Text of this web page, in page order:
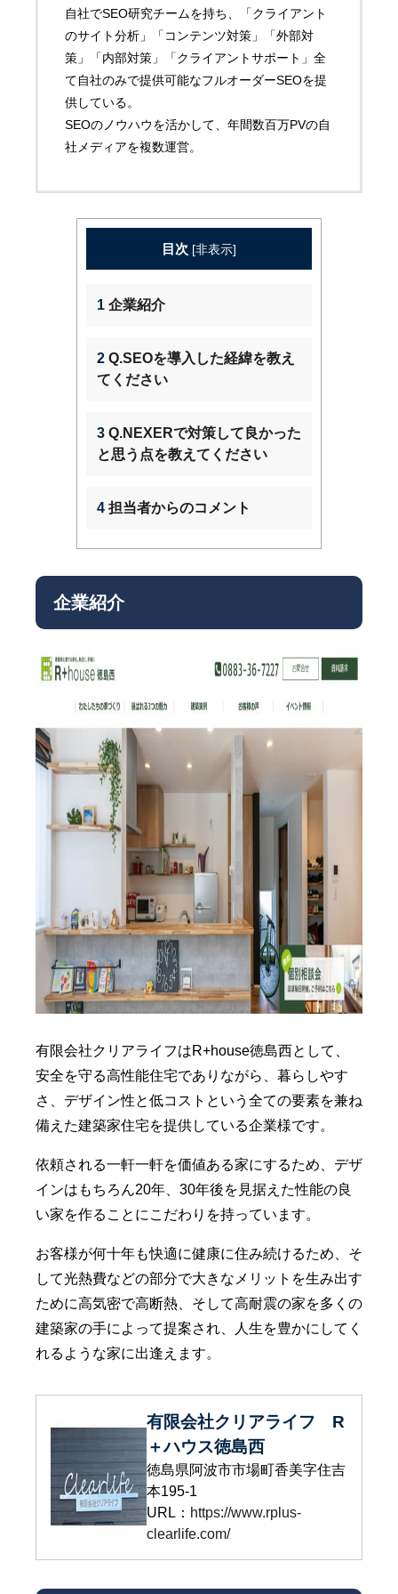
自社でSEO研究チームを持ち、「クライアント
のサイト分析」「コンテンツ対策」「外部対
策」「内部対策」「クライアントサポート」全
て自社のみで提供可能なフルオーダーSEOを提
供している。
SEOのノウハウを活かして、年間数百万PVの自
社メディアを複数運営。
目次 [非表示]
1 企業紹介
2 Q.SEOを導入した経緯を教え
てください
3 Q.NEXERで対策して良かった
と思う点を教えてください
4 担当者からのコメント
企業紹介
有限会社クリアライフはR+house徳島西として、
安全を守る高性能住宅でありながら、暮らしやす
さ、デザイン性と低コストという全ての要素を兼ね
備えた建築家住宅を提供している企業様です。
依頼される一軒一軒を価値ある家にするため、デザ
インはもちろん20年、30年後を見据えた性能の良
い家を作ることにこだわりを持っています。
お客様が何十年も快適に健康に住み続けるため、そ
して光熱費などの部分で大きなメリットを生み出す
ために高気密で高断熱、そして高耐震の家を多くの
建築家の手によって提案され、人生を豊かにしてく
れるような家に出逢えます。
有限会社クリアライフ R
＋ハウス徳島西
徳島県阿波市市場町香美字住吉
本195-1
URL： https://www.rplus-
clearlife.com/